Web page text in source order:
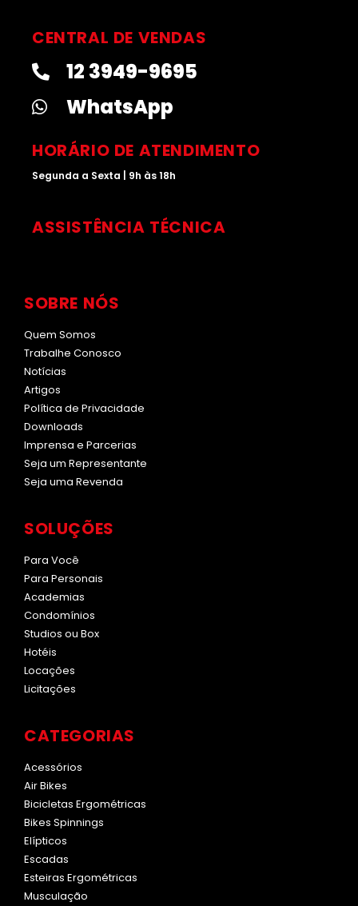
t
g
r
a
m
k
e
d
i
n
t
u
b
e
t
o
k
CENTRAL DE VENDAS
12 3949-9695
WhatsApp
HORÁRIO DE ATENDIMENTO
Segunda a Sexta | 9h às 18h
ASSISTÊNCIA TÉCNICA
SOBRE NÓS
Quem Somos
Trabalhe Conosco
Notícias
Artigos
Política de Privacidade
Downloads
Imprensa e Parcerias
Seja um Representante
Seja uma Revenda
SOLUÇÕES
Para Você
Para Personais
Academias
Condomínios
Studios ou Box
Hotéis
Locações
Licitações
CATEGORIAS
Acessórios
Air Bikes
Bicicletas Ergométricas
Bikes Spinnings
Elípticos
Escadas
Esteiras Ergométricas
Musculação